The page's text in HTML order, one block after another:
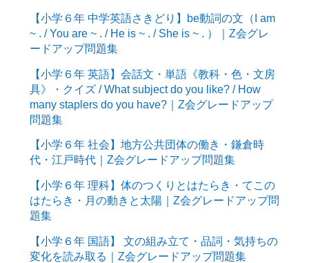
【小学６年 中学英語さきどり】be動詞の文（I am
~ . / You are ~ . / He is ~ . / She is ~ . ）｜Z会グレ
ードアップ問題集
【小学６年 英語】会話文・単語《教科・色・文房
具》・クイズ / What subject do you like? / How
many staplers do you have?｜Z会グレードアップ
問題集
【小学６年 社会】地方公共団体の働き・鎌倉時
代・江戸時代｜Z会グレードアップ問題集
【小学６年 理科】体のつくりとはたらき・てこの
はたらき・月の動きと太陽｜Z会グレードアップ問
題集
【小学６年 国語】 文の組み立て・品詞・気持ちの
変化を読み取る｜Z会グレードアップ問題集